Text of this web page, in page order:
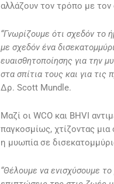
αλλάζουν τον τρόπο με
“Γνωρίζουμε ότι σχεδόν το
με σχεδόν ένα
ευαισθητοποίησης για την
στα σπίτια τους και για
Δρ. Scott Mundle.
Μαζί οι WCO και BHVI
παγκοσμίως, χτίζοντας
η μυωπία σε
“Θέλουμε να ενισχύσουμε